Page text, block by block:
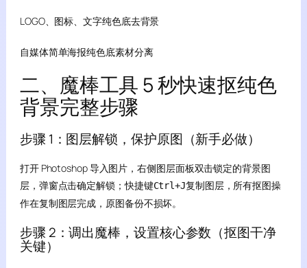
LOGO、图标、文字纯色底去背景
自媒体简单海报纯色底素材分离
二、魔棒工具 5 秒快速抠纯色
背景完整步骤
步骤 1：图层解锁，保护原图（新手必做）
打开 Photoshop 导入图片，右侧图层面板双击锁定的背景图
层，弹窗点击确定解锁；快捷键Ctrl+J复制图层，所有抠图操
作在复制图层完成，原图备份不损坏。
步骤 2：调出魔棒，设置核心参数（抠图干净
关键）